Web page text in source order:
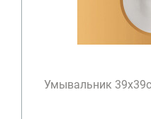
Умывальник